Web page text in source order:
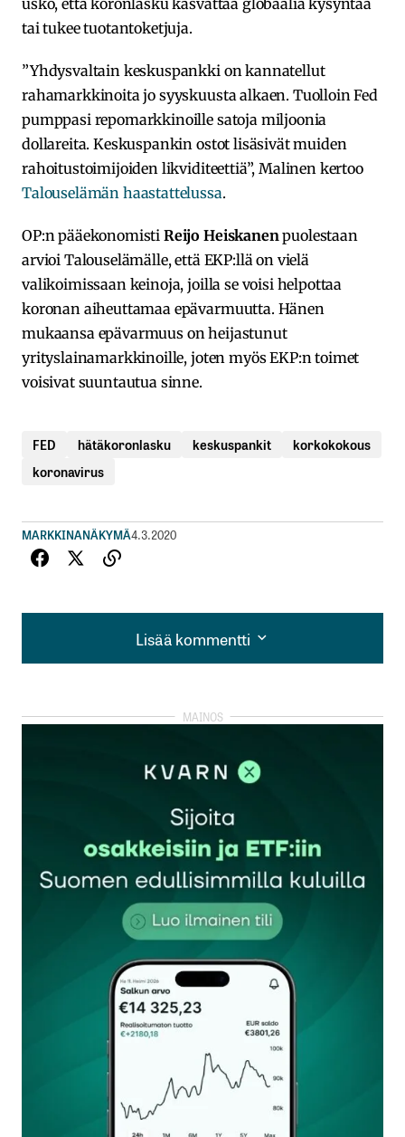
tai tukee tuotantoketjuja.
”Yhdysvaltain keskuspankki on kannatellut
rahamarkkinoita jo syyskuusta alkaen. Tuolloin Fed
pumppasi repomarkkinoille satoja miljoonia
dollareita. Keskuspankin ostot lisäsivät muiden
rahoitustoimijoiden likviditeettiä”, Malinen kertoo
Talouselämän haastattelussa.
OP:n pääekonomisti Reijo Heiskanen puolestaan
arvioi Talouselämälle, että EKP:llä on vielä
valikoimissaan keinoja, joilla se voisi helpottaa
koronan aiheuttamaa epävarmuutta. Hänen
mukaansa epävarmuus on heijastunut
yrityslainamarkkinoille, joten myös EKP:n toimet
voisivat suuntautua sinne.
FED hätäkoronlasku keskuspankit
korkokokous
koronavirus
MARKKINANÄKYMÄ4.3.2020
Lisää kommentti
Lisää kommentti
kirjautua
rekisteröityä
Sähköpostiosoitettasi ei julkaista.Pakolliset
kentät on merkitty*
Kommentti*
Nimesi tai nimimerkkisi